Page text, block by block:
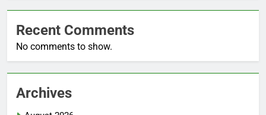
Recent Comments
No comments to show.
Archives